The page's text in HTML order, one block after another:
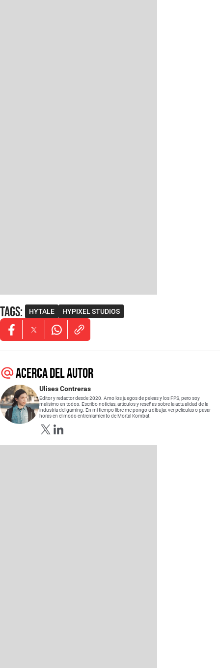
Tags: HYTALE HYPIXEL STUDIOS
Opens in new window
Opens in new window
Opens in new window
Acerca del autor
Ulises Contreras
Editor y redactor desde 2020. Amo los juegos de peleas y los FPS, pero soy
malísimo en todos. Escribo noticias, artículos y reseñas sobre la actualidad de la
industria del gaming. En mi tiempo libre me pongo a dibujar, ver películas o pasar
horas en el modo entreniamiento de Mortal Kombat.
Opens in new window
Opens in new window